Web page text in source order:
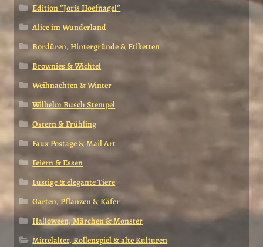
Edition *Joris Hoefnagel*
Alice im Wunderland
Bordüren, Hintergründe & Etiketten
Brownies & Wichtel
Weihnachten & Winter
Wilhelm Busch Stempel
Ostern & Frühling
Faux Postage & Mail Art
Feiern & Essen
Lustige & elegante Tiere
Garten, Pflanzen & Käfer
Halloween, Märchen & Monster
Mittelalter, Rollenspiel & alte Kulturen